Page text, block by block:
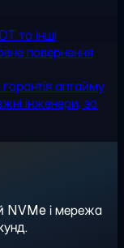
та інші
повернення,
аптайму
інженери, за
NVMe і мережа